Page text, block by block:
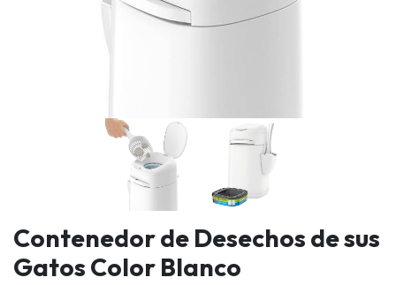
Contenedor de Desechos de sus
Gatos Color Blanco